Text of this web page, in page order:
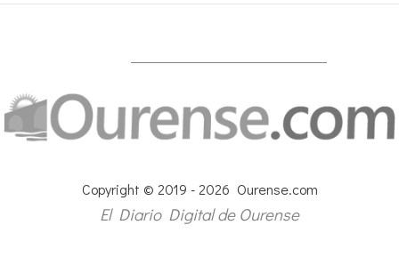
Copyright © 2019 - 2026 Ourense.com
El Diario Digital de Ourense